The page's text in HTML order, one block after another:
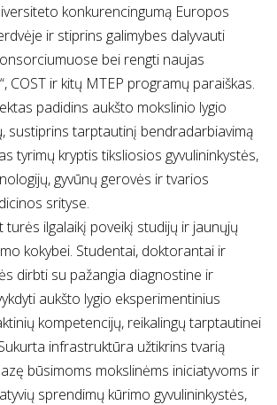
konkurencingumą Europos
ir stiprins galimybes dalyvauti
bei rengti naujas
COST ir kitų MTEP programų paraiškas.
padidins aukšto mokslinio lygio
sustiprins tarptautinį bendradarbiavimą
tyrimų kryptis tiksliosios gyvulininkystės,
gyvūnų gerovės ir tvarios
srityse.
turės ilgalaikį poveikį studijų ir jaunųjų
kokybei. Studentai, doktorantai ir
dirbti su pažangia diagnostine ir
aukšto lygio eksperimentinius
kompetencijų, reikalingų tarptautinei
infrastruktūra užtikrins tvarią
būsimoms mokslinėms iniciatyvoms ir
sprendimų kūrimo gyvulininkystės,